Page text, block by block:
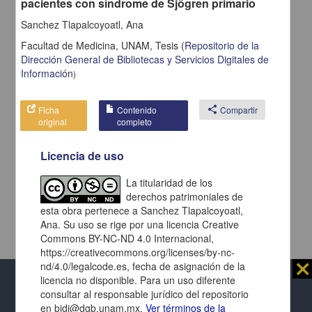
Al usar este repositorio estás aceptando sus
términos y condiciones de uso, y te obligas a
⨯
Sanchez Tlapalcoyoatl, Ana
Facultad de Medicina, UNAM, Tesis (Repositorio de la
Dirección General de Bibliotecas y Servicios Digitales de
Información)
Ficha
original
Contenido
completo
share Compartir
Licencia de uso
La titularidad de los
derechos patrimoniales de
esta obra pertenece a Sanchez Tlapalcoyoatl,
Ana. Su uso se rige por una licencia Creative
Commons BY-NC-ND 4.0 Internacional,
https://creativecommons.org/licenses/by-nc-
nd/4.0/legalcode.es, fecha de asignación de la
licencia no disponible. Para un uso diferente
consultar al responsable jurídico del repositorio
en bidi@dgb.unam.mx.Ver términos de la